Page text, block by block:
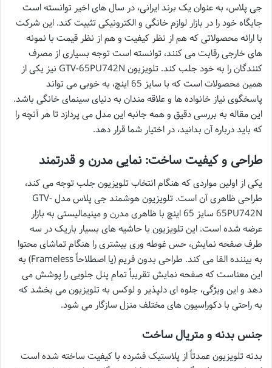
جی پلاس، به عنوان یک برند ایرانی، در سال های اخیر توانسته است
جایگاه خود را در بازار لوازم خانگی و الکترونیکی تثبیت کند. این شرکت
با ارائه محصولاتی که هم از نظر کیفیت و هم از نظر قیمت با نمونه
های خارجی رقابت می کنند، توانسته است توجه بسیاری از مصرف
کنندگان را به خود جلب کند. تلویزیون GTV-65PU742N نیز یکی از
همین محصولات است که با سایز 65 اینچ، به خوبی می تواند
پاسخگوی نیاز خانواده ها و علاقه مندان به دنیای سینمای خانگی باشد.
این مقاله به بررسی دقیق و همه جانبه این مدل می پردازد تا هر آنچه را
که باید درباره آن بدانید، در اختیار شما قرار دهد.
طراحی و کیفیت ساخت: نمایی مدرن و قدرتمند
یکی از اولین مواردی که هنگام انتخاب تلویزیون جلب توجه می کند،
طراحی ظاهری آن است. تلویزیون هوشمند جی پلاس مدل GTV-
65PU742N سایز 65 اینچ با ظاهری مدرن و مینیمالیستی به بازار
عرضه شده است. این تلویزیون با حاشیه های بسیار باریک در سه
طرف صفحه نمایش، حس غوطه وری بیشتری را هنگام تماشای محتوا
به بیننده القا می کند. طراحی بدون فریم (یا اصطلاحاً Frameless) به
این معناست که صفحه نمایش تقریباً تمام پنل جلویی را پوشش می
دهد و این ویژگی، جلوه ای دلپذیر و لوکس به تلویزیون می بخشد که
به راحتی با دکوراسیون های مختلف منزل سازگار می شود.
جنس بدنه و متریال ساخت
بدنه تلویزیون عمدتاً از پلاستیک فشرده با کیفیت ساخته شده است